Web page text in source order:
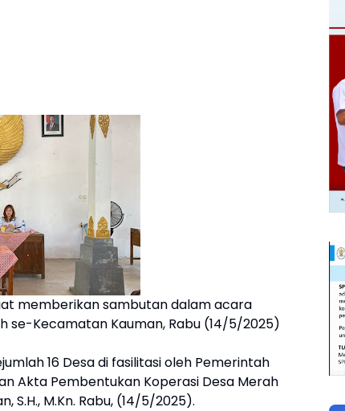
memberikan sambutan dalam acara
se-Kecamatan Kauman, Rabu (14/5/2025)
16 Desa di fasilitasi oleh Pemerintah
Akta Pembentukan Koperasi Desa Merah
S.H., M.Kn. Rabu, (14/5/2025).